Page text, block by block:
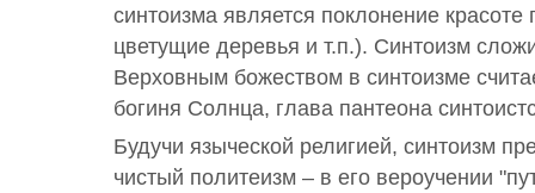
синтоизма является поклонение
цветущие деревья и т.п.). Синтоизм
Верховным божеством в синтоизме
богиня Солнца, глава пантеона
Будучи языческой религией, синтоизм
чистый политеизм – в его вероучении